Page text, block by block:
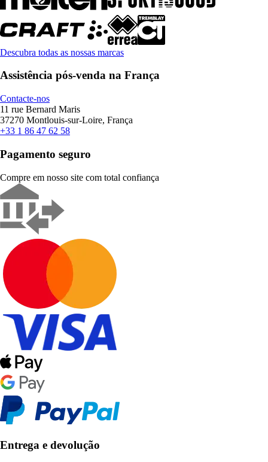
Descubra todas as nossas marcas
Assistência pós-venda na França
Contacte-nos
11 rue Bernard Maris
37270 Montlouis-sur-Loire, França
+33 1 86 47 62 58
Pagamento seguro
Compre em nosso site com total confiança
Entrega e devolução